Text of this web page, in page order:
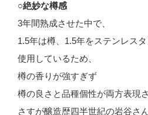
○絶妙な樽感
3年間熟成させた中で、
1.5年は樽、1.5年をステンレス
使用しているため、
樽の香りが強すぎず
樽の良さと品種個性が両方表現
さすが醸造歴四半世紀の岩谷さ